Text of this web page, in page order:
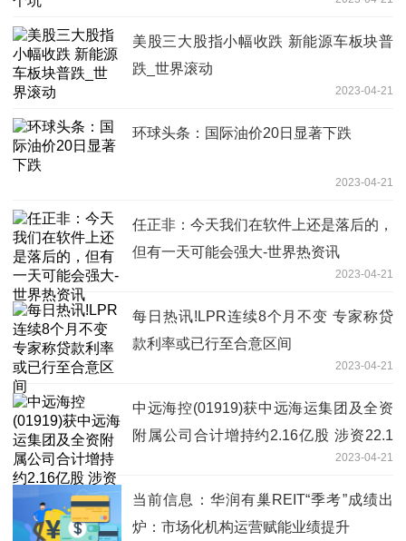
美股三大股指小幅收跌 新能源车板块普
跌_世界滚动
2023-04-21
环球头条：国际油价20日显著下跌
2023-04-21
任正非：今天我们在软件上还是落后的，
但有一天可能会强大-世界热资讯
2023-04-21
每日热讯!LPR连续8个月不变 专家称贷
款利率或已行至合意区间
2023-04-21
中远海控(01919)获中远海运集团及全资
附属公司合计增持约2.16亿股 涉资22.1
2023-04-21
当前信息：华润有巢REIT“季考”成绩出
炉：市场化机构运营赋能业绩提升